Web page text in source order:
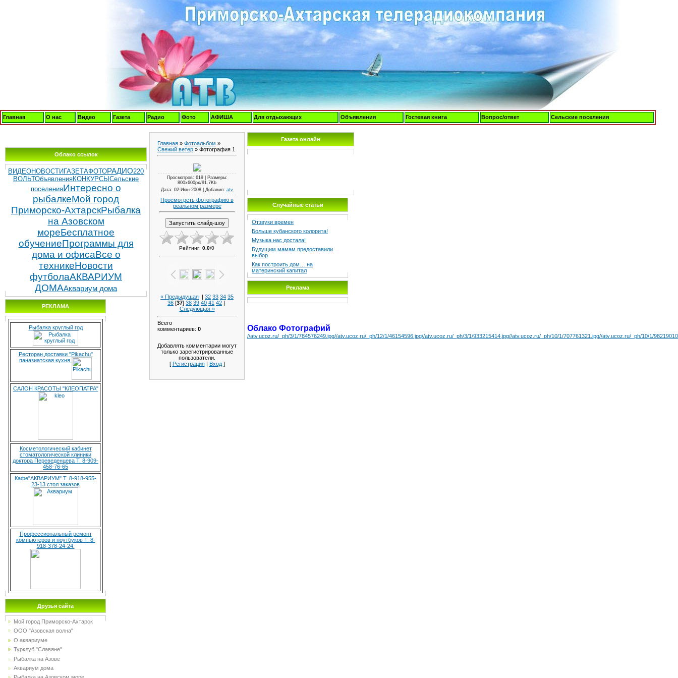
Главная О нас Видео Газета Радио Фото АФИША Для отдыхающих Объявления Гостевая книга Вопрос/ответ Сельские поселения
Облако ссылок
ВИДЕОНОВОСТИ ГАЗЕТАФОТОРАДИО220
ВОЛЬТОбъявленияКОНКУРСЫ Сельские
поселенияИнтересно о
рыбалкеМой город
Приморско-АхтарскРыбалка
на Азовском
мореБесплатное
обучениеПрограммы для
дома и офисаВсе о
техникеНовости
футболаАКВАРИУМ
ДОМААквариум дома
РЕКЛАМА
Рыбалка круглый год
Ресторан доставки "Pikachu"
паназиатская кухня
САЛОН КРАСОТЫ "КЛЕОПАТРА"
Косметологический кабинет
стоматологической клиники
доктора Переведенцева Т. 8-909-
458-76-65
Кафе"АКВАРИУМ" Т. 8-918-955-
23-13 стол заказов
Профессиональный ремонт
компьютеров и ноутбуков Т. 8-
918-378-24-24.
Друзья сайта
Мой город Приморско-Ахтарск
ООО "Азовская волна"
О аквариуме
Турклуб "Славяне"
Рыбалка на Азове
Аквариум дома
Главная » Фотоальбом »
Свежий ветер » Фотография 1
Просмотров: 619 | Размеры:
800x600px/91.7Kb
Дата: 02-Июн-2008 | Добавил: atv
Просмотреть фотографию в
реальном размере
Рейтинг: 0.0/0
« Предыдущая | 32 33 34 35
36 [37] 38 39 40 41 42 |
Следующая »
Всего
комментариев: 0
Добавлять комментарии могут
только зарегистрированные
пользователи.
[ Регистрация| Вход]
Газета онлайн
Случайные статьи
Отзвуки времен
Больше кубанского колорита!
Музыка нас достала!
Будущим мамам предоставили
выбор
Как построить дом… на
материнский капитал
Реклама
Облако Фотографий
//atv.ucoz.ru/_ph/3/1/784576249.jpg//atv.ucoz.ru/_ph/12/1/46154596.jpg//atv.ucoz.ru/_ph/3/1/933215414.jpg//atv.ucoz.ru/_ph/10/1/707761321.jpg//atv.ucoz.ru/_ph/10/1/